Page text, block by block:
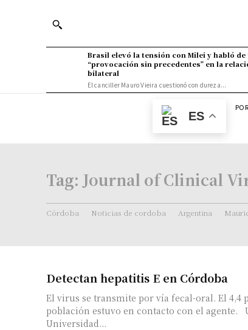
Brasil elevó la tensión con Milei y habló de
“provocación sin precedentes” en la
bilateral
El canciller Mauro Vieira cuestionó con dureza...
ES
Tag: Journal of Clinical
Córdoba Noticias de cordoba Argentina
Detectan hepatitis E en Córdoba
El virus se transmite por vía fecal-oral. El 4,4
población estuvo en contacto con el agente.
Universidad...